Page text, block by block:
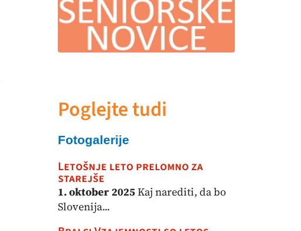
Poglejte tudi
Fotogalerije
Letošnje leto prelomno za
starejše
1. oktober 2025Kaj narediti, da bo
Slovenija...